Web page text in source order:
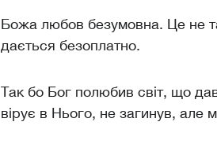
Божа любов безумовна. Це не
дається безоплатно.
Так бо Бог полюбив світ, що
вірує в Нього, не загинув, але